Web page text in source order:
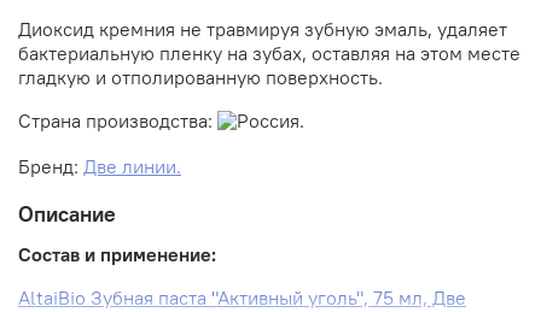
Диоксид кремния не травмируя зубную эмаль, удаляет
бактериальную пленку на зубах, оставляя на этом месте
гладкую и отполированную поверхность.
Страна производства:
Россия.
Бренд: Две линии.
Описание
Состав и применение:
AltaiBio Зубная паста "Активный уголь", 75 мл, Две